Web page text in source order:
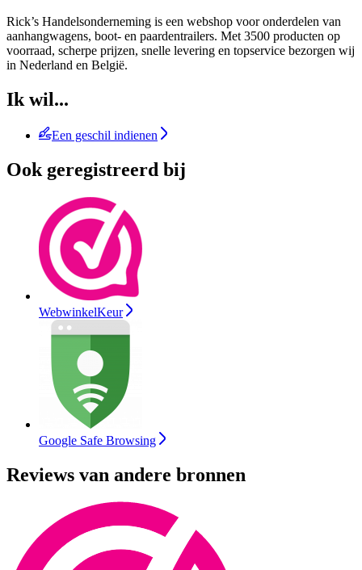
Rick’s Handelsonderneming is een webshop voor onderdelen van
aanhangwagens, boot- en paardentrailers. Met 3500 producten op
voorraad, scherpe prijzen, snelle levering en topservice bezorgen wij
in Nederland en België.
Ik wil...
Een geschil indienen
Ook geregistreerd bij
WebwinkelKeur
Google Safe Browsing
Reviews van andere bronnen